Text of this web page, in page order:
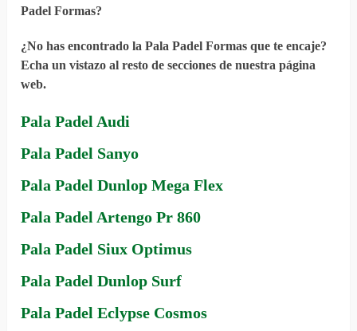
Padel Formas?
¿No has encontrado la Pala Padel Formas que te encaje?
Echa un vistazo al resto de secciones de nuestra página
web.
Pala Padel Audi
Pala Padel Sanyo
Pala Padel Dunlop Mega Flex
Pala Padel Artengo Pr 860
Pala Padel Siux Optimus
Pala Padel Dunlop Surf
Pala Padel Eclypse Cosmos